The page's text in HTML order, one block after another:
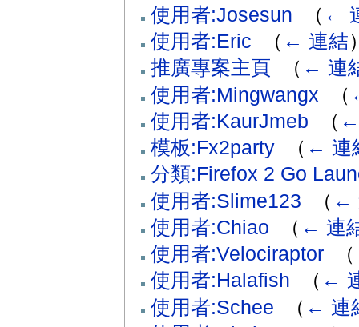
使用者:Josesun
（ ←
使用者:Eric
（ ← 連結
推廣專案主頁
（ ← 連
使用者:Mingwangx
（
使用者:KaurJmeb
（
模板:Fx2party‎ （ ← 連
分類:Firefox 2 Go
使用者:Slime123
（ ←
使用者:Chiao
（ ← 連
使用者:Velociraptor‎ （
使用者:Halafish
（ ←
使用者:Schee
（ ← 連